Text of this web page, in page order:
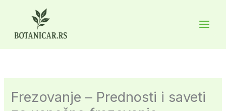
content
Menu
Frezovanje – Prednosti i saveti